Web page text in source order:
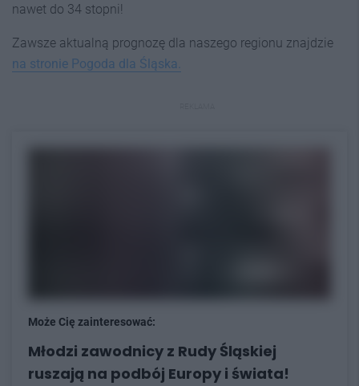
nawet do 34 stopni!
Zawsze aktualną prognozę dla naszego regionu znajdzie
na stronie Pogoda dla Śląska.
Może Cię zainteresować:
Młodzi zawodnicy z Rudy Śląskiej
ruszają na podbój Europy i świata!